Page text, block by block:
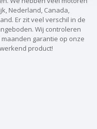
Nederland, Canada,
Er zit veel verschil in de
Wij controleren
garantie op onze
product!